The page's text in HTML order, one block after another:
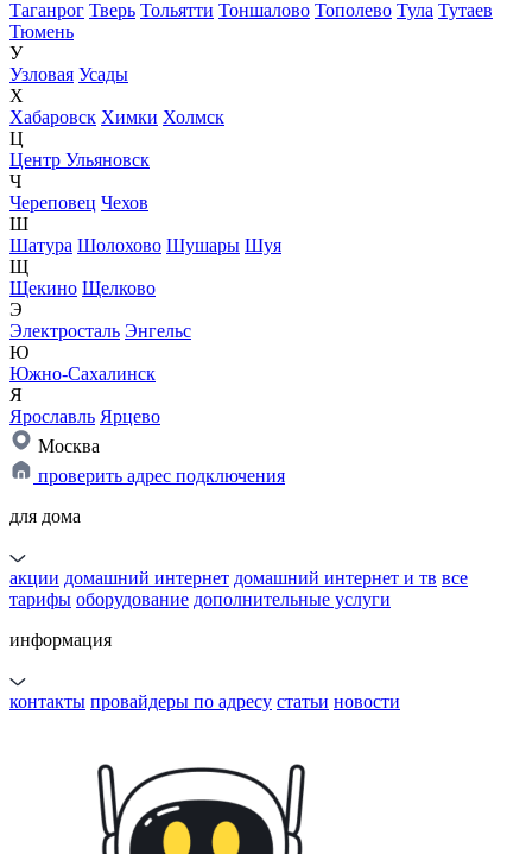
Таганрог Тверь Тольятти Тоншалово Тополево Тула Тутаев
Тюмень
У
Узловая Усады
Х
Хабаровск Химки Холмск
Ц
Центр Ульяновск
Ч
Череповец Чехов
Ш
Шатура Шолохово Шушары Шуя
Щ
Щекино Щелково
Э
Электросталь Энгельс
Ю
Южно-Сахалинск
Я
Ярославль Ярцево
Москва
проверить адрес подключения
для дома
акции домашний интернет домашний интернет и тв все
тарифы оборудование дополнительные услуги
информация
контакты провайдеры по адресу статьи новости